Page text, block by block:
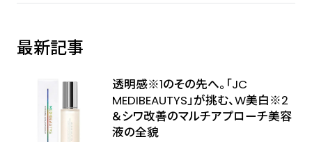
最新記事
透明感※1のその先へ――。「JC
MEDIBEAUTYS」が挑む、W美白※2
＆シワ改善のマルチアプローチ美容
液の全貌